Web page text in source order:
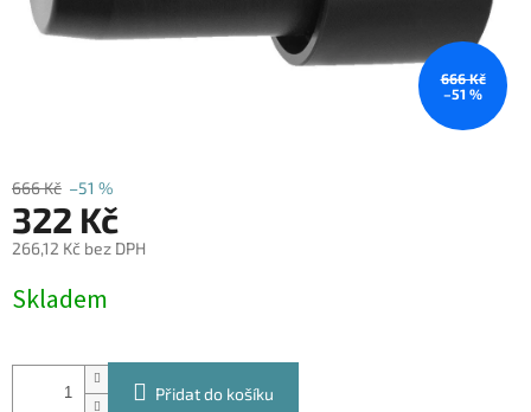
666 Kč
–51 %
666 Kč –51 %
322 Kč
266,12 Kč bez DPH
cena:
Skladem
Přidat do košíku